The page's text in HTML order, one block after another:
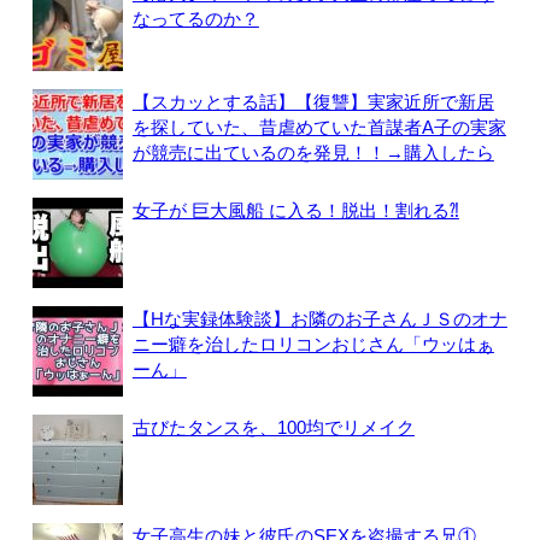
なってるのか？
【スカッとする話】【復讐】実家近所で新居
を探していた、昔虐めていた首謀者A子の実家
が競売に出ているのを発見！！→購入したら
女子が 巨大風船 に入る！脱出！割れる⁈
【Hな実録体験談】お隣のお子さんＪＳのオナ
ニー癖を治したロリコンおじさん「ウッはぁ
ーん」
古びたタンスを、100均でリメイク
女子高生の妹と彼氏のSEXを盗撮する兄①